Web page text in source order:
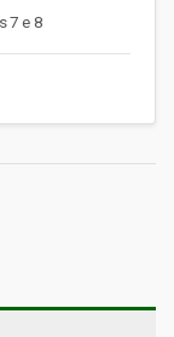
7 e 8